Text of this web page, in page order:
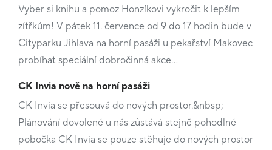
Vyber si knihu a pomoz Honzíkovi vykročit k lepším
zítřkům! V pátek 11. července od 9 do 17 hodin bude v
Cityparku Jihlava na horní pasáži u pekařství Makovec
probíhat speciální dobročinná akce…
CK Invia nově na horní pasáži
CK Invia se přesouvá do nových prostor.&nbsp;
Plánování dovolené u nás zůstává stejně pohodlné –
pobočka CK Invia se pouze stěhuje do nových prostor